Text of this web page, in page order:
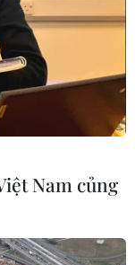
tàu
19
người vợ trong
Nam củng